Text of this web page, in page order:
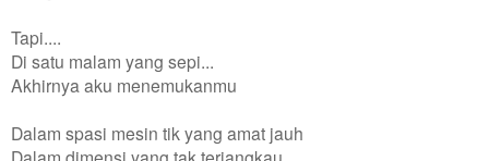
Tapi....
Di satu malam yang sepi...
Akhirnya aku menemukanmu
Dalam spasi mesin tik yang amat jauh